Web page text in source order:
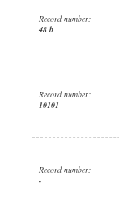
Record number:
48 b
Record number:
10101
Record number:
-